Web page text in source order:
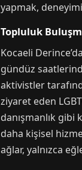
yapmak,
Topluluk
Kocaeli
gündüz
aktivistler
ziyaret eden
danışmanlık
daha kişisel
ağlar, yalnızca